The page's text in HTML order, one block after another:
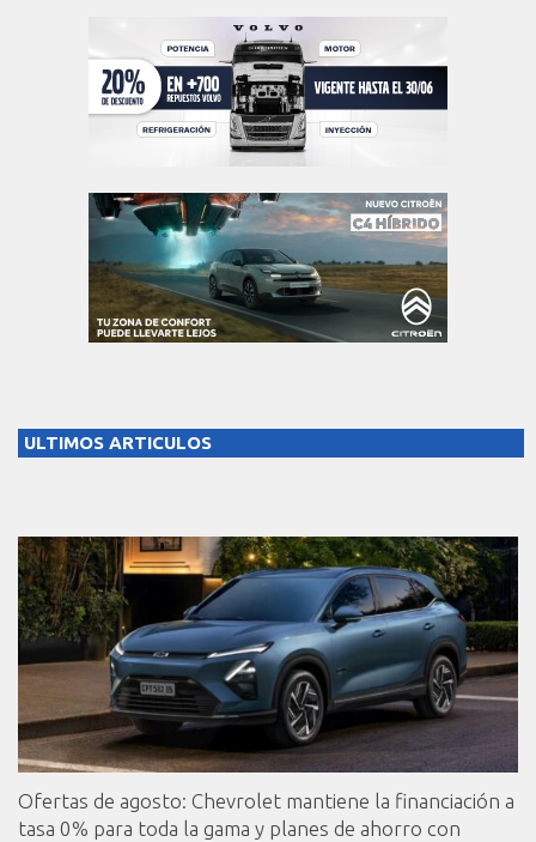
ULTIMOS ARTICULOS
Ofertas de agosto: Chevrolet mantiene la financiación a
tasa 0% para toda la gama y planes de ahorro con